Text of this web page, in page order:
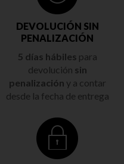
DEVOLUCIÓN SIN
PENALIZACIÓN
5 días hábiles para
devolución sin
penalización y a contar
desde la fecha de entrega